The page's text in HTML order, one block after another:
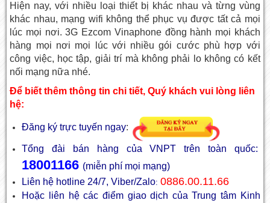
Hiện nay, với nhiều loại thiết bị khác nhau và từng vùng
khác nhau, mạng wifi không thể phục vụ được tất cả mọi
lúc mọi nơi. 3G Ezcom Vinaphone đồng hành mọi khách
hàng mọi nơi mọi lúc với nhiều gói cước phù hợp với
công việc, học tập, giải trí mà không phải lo không có kết
nối mạng nữa nhé.
Để biết thêm thông tin chi tiết, Quý khách vui lòng liên
hệ:
Đăng ký trực tuyến ngay:
Tổng đài bán hàng của VNPT trên toàn quốc:
18001166 (miễn phí mọi mạng)
Liên hệ hotline 24/7, Viber/Zalo:0886.00.11.66
Hoặc liên hệ các điểm giao dịch của Trung tâm Kinh